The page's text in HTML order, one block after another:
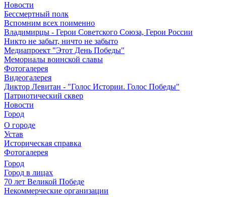
Новости
Бессмертный полк
Вспомним всех поименно
Владимирцы - Герои Советского Союза, Герои России
Никто не забыт, ничто не забыто
Медиапроект "Этот День Победы"
Мемориалы воинской славы
Фотогалерея
Видеогалерея
Диктор Левитан - "Голос Истории. Голос Победы"
Патриотический сквер
Новости
Город
О городе
Устав
Историческая справка
Фотогалерея
Город
Город в лицах
70 лет Великой Победе
Некоммерческие организации